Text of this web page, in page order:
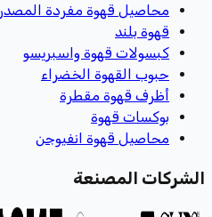
محاصيل قهوة مفردة المصدر
قهوة بلند
كبسولات قهوة واسبريسو
حبوب القهوة الخضراء
أظرف قهوة مقطرة
بوكسات قهوة
محاصيل قهوة انفيوجن
الشركات المصنعة